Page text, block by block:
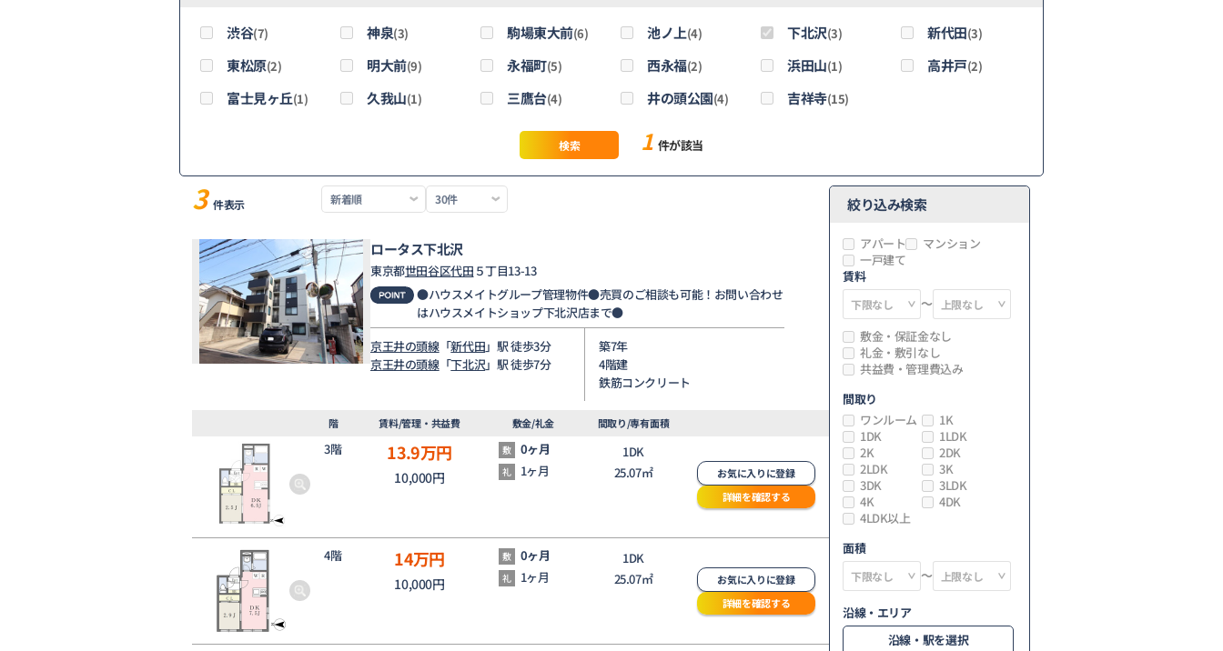
渋谷(7) 神泉(3) 駒場東大前(6) 池ノ上(4) 下北沢(3) 新代田(3)
東松原(2) 明大前(9) 永福町(5) 西永福(2) 浜田山(1) 高井戸(2)
富士見ヶ丘(1) 久我山(1) 三鷹台(4) 井の頭公園(4) 吉祥寺(15)
検索 1 件が該当
3 件表示
ロータス下北沢
東京都世田谷区代田 ５丁目13-13
●ハウスメイトグループ管理物件●売買のご相談も可能！お問い合わせ
はハウスメイトショップ下北沢店まで●
京王井の頭線「新代田」駅 徒歩3分
京王井の頭線「下北沢」駅 徒歩7分
築7年
4階建
鉄筋コンクリート
階 賃料/管理・共益費 敷金/礼金 間取り/専有面積
3階 13.9万円
10,000円
敷 0ヶ月
礼 1ヶ月
1DK
25.07㎡
お気に入りに登録
詳細を確認する
4階 14万円
10,000円
敷 0ヶ月
礼 1ヶ月
1DK
25.07㎡
お気に入りに登録
詳細を確認する
絞り込み検索
アパート
マンション
一戸建て
賃料
～
敷金・保証金なし
礼金・敷引なし
共益費・管理費込み
間取り
ワンルーム
1K
1DK
1LDK
2K
2DK
2LDK
3K
3DK
3LDK
4K
4DK
4LDK以上
面積
～
沿線・エリア
沿線・駅を選択